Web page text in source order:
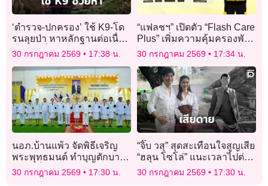
‘ตำรวจ-ปกครอง’ ใช้ K9-โด
รนลุยป่า หาหลักฐานต่อเนื่อง
คดีสองพี่น้องรัสเซียหาย
ปริศนา
30 กรกฎาคม 2569 17:38 น.
“แฟลชฯ” เปิดตัว “Flash Care
Plus” เพิ่มความคุ้มครองพัสดุ
สูญหาย-เสียหาย สูงสุด 5
หมื่นบาท
30 กรกฎาคม 2569 17:34 น.
นอภ.บ้านแพ้ว จัดพิธีเจริญ
พระพุทธมนต์ ทำบุญตักบาตร
ถวายเป็นพระราชกุศลวัน
เฉลิมพระชนมพรรษา
30 กรกฎาคม 2569 17:30 น.
“จิ๊บ วสุ” สุดสะเทือนใจสูญเสีย
“ฮลุน โซโล่” แนะเวลาไปต่าง
ประเทศคนเดียวควรแจ้งพิกัด
สถานทูตฯ
30 กรกฎาคม 2569 17:30 น.